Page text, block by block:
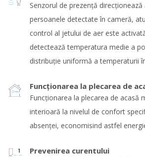
Senzorul de prezenţă
persoanele detectate în cameră,
control al jetului de aer este
detectează temperatura medie a
distribuţie uniformă a temperaturii
Funcţionarea la plecarea de
Funcţionarea la plecarea de acasă
interioară la nivelul de confort
absenţei, economisind astfel
Prevenirea curentului